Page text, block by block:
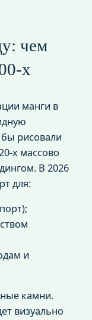
чем
манги в
рисовали
массово
В 2026
для:
и
камни.
визуально